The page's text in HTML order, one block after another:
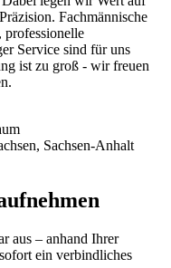
Fachmännische
professionelle
Service sind für uns
ist zu groß - wir freuen
Sachsen-Anhalt
aus – anhand Ihrer
ein verbindliches